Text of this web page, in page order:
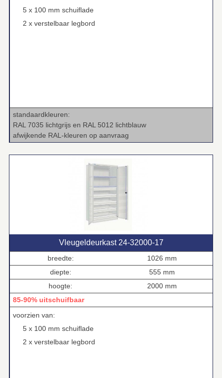
5 x 100 mm schuiflade
2 x verstelbaar legbord
standaardkleuren:
RAL 7035 lichtgrijs en RAL 5012 lichtblauw
afwijkende RAL‑kleuren op aanvraag
Vleugeldeurkast 24‑32000‑17
breedte:
1026 mm
diepte:
555 mm
hoogte:
2000 mm
85-90% uitschuifbaar
voorzien van:
5 x 100 mm schuiflade
2 x verstelbaar legbord